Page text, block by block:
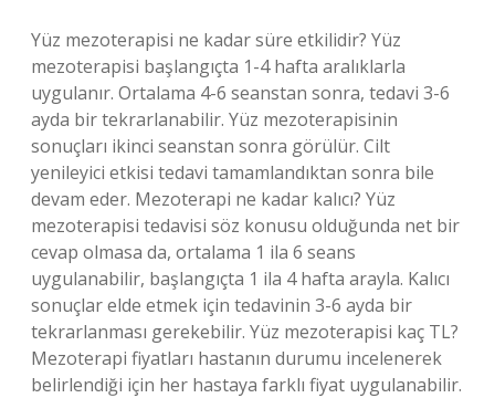
Yüz mezoterapisi ne kadar süre etkilidir? Yüz
mezoterapisi başlangıçta 1-4 hafta aralıklarla
uygulanır. Ortalama 4-6 seanstan sonra, tedavi 3-6
ayda bir tekrarlanabilir. Yüz mezoterapisinin
sonuçları ikinci seanstan sonra görülür. Cilt
yenileyici etkisi tedavi tamamlandıktan sonra bile
devam eder. Mezoterapi ne kadar kalıcı? Yüz
mezoterapisi tedavisi söz konusu olduğunda net bir
cevap olmasa da, ortalama 1 ila 6 seans
uygulanabilir, başlangıçta 1 ila 4 hafta arayla. Kalıcı
sonuçlar elde etmek için tedavinin 3-6 ayda bir
tekrarlanması gerekebilir. Yüz mezoterapisi kaç TL?
Mezoterapi fiyatları hastanın durumu incelenerek
belirlendiği için her hastaya farklı fiyat uygulanabilir.